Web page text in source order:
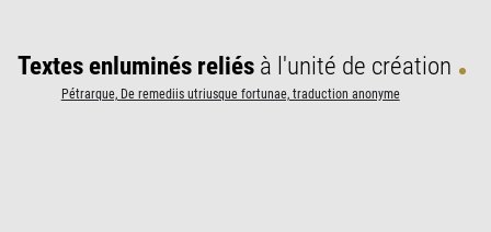
Textes enluminés reliésà l'unité de création
Pétrarque, De remediis utriusque fortunae, traduction anonyme